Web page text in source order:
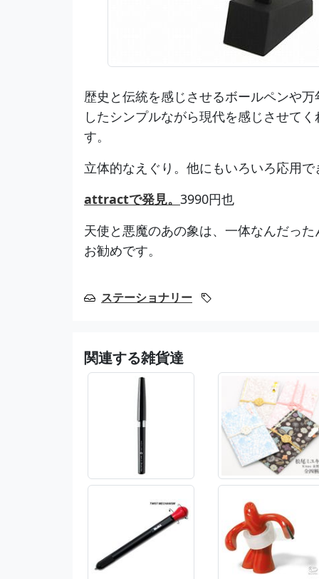
歴史と伝統を感じさせるボールペンや
したシンプルながら現代を感じさせて
す。
立体的なえぐり。他にもいろいろ応用
attractで発見。 3990円也
天使と悪魔のあの象は、一体なんだっ
お勧めです。
ステーショナリー
関連する雑貨達